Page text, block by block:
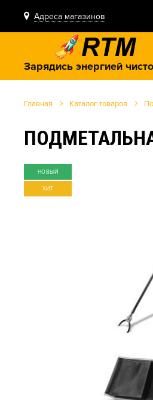
Адреса магазинов
Зарядись энергией
Главная Каталог товаров
НОВЫЙ
ХИТ